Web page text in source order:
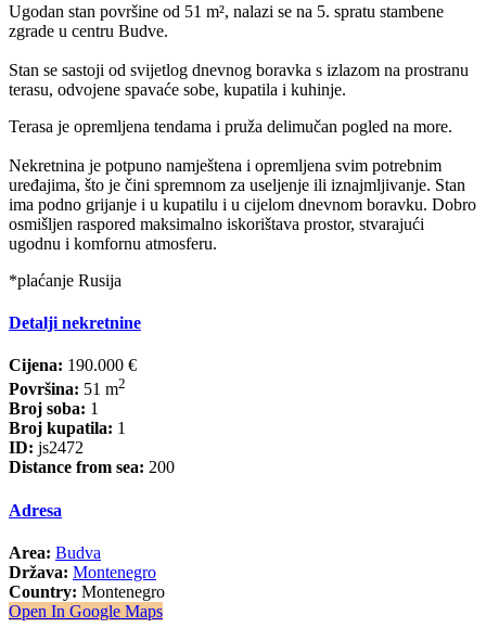
Ugodan stan površine od 51 m², nalazi se na 5. spratu stambene
zgrade u centru Budve.
Stan se sastoji od svijetlog dnevnog boravka s izlazom na prostranu
terasu, odvojene spavaće sobe, kupatila i kuhinje.
Terasa je opremljena tendama i pruža delimučan pogled na more.
Nekretnina je potpuno namještena i opremljena svim potrebnim
uređajima, što je čini spremnom za useljenje ili iznajmljivanje. Stan
ima podno grijanje i u kupatilu i u cijelom dnevnom boravku. Dobro
osmišljen raspored maksimalno iskorištava prostor, stvarajući
ugodnu i komfornu atmosferu.
*plaćanje Rusija
Detalji nekretnine
Cijena: 190.000 €
Površina: 51 m2
Broj soba: 1
Broj kupatila: 1
ID: js2472
Distance from sea: 200
Adresa
Area: Budva
Država: Montenegro
Country: Montenegro
Open In Google Maps